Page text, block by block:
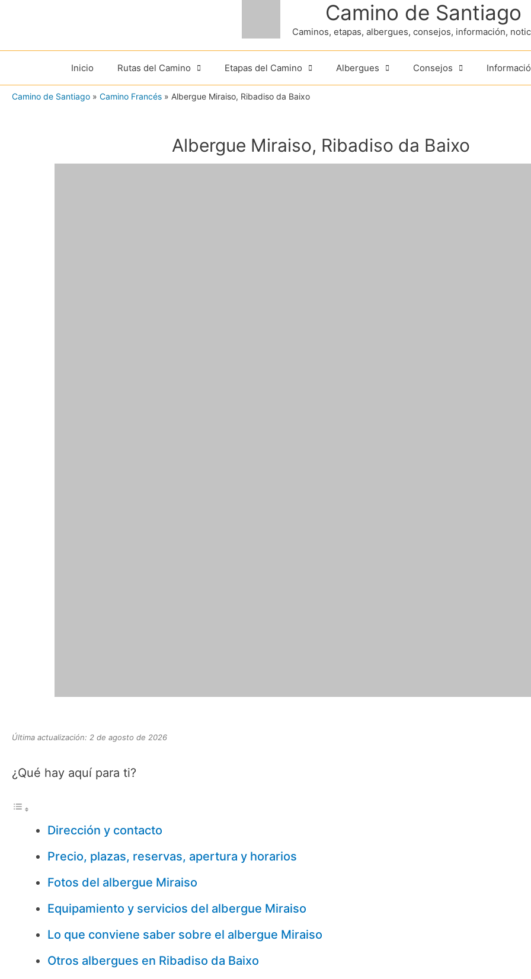
contenido
Camino de Santiago
Caminos, etapas, albergues, consejos, información,
Inicio Rutas del Camino Etapas del Camino Albergues Consejos
Camino de Santiago » Camino Francés » Albergue Miraiso, Ribadiso da Baixo
Albergue Miraiso, Ribadiso da Baixo
Última actualización: 2 de agosto de 2026
¿Qué hay aquí para ti?
Dirección y contacto
Precio, plazas, reservas, apertura y horarios
Fotos del albergue Miraiso
Equipamiento y servicios del albergue Miraiso
Lo que conviene saber sobre el albergue Miraiso
Otros albergues en Ribadiso da Baixo